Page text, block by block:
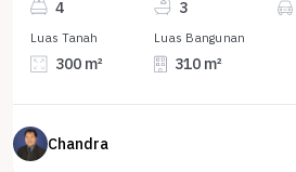
4 3
Luas Tanah
300 m²
Luas Bangunan
310 m²
Chandra